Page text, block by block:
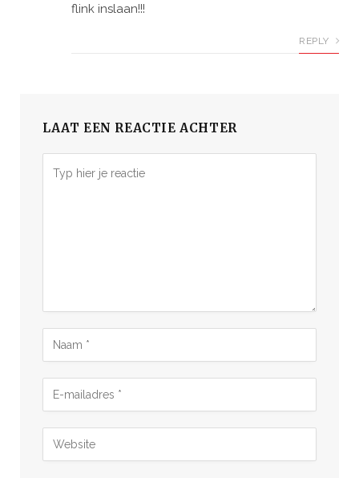
flink inslaan!!!
REPLY
LAAT EEN REACTIE ACHTER